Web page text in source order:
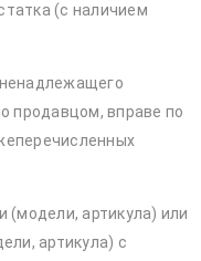
(с наличием
продавцом, вправе по
(модели, артикула) или
артикула) с